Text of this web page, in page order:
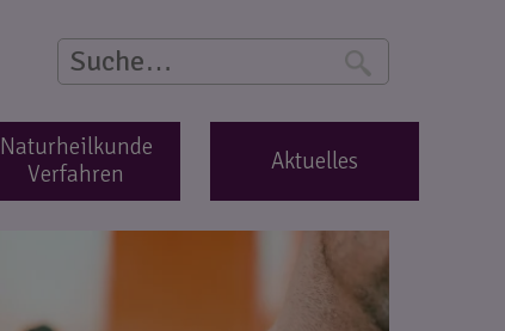
Suche
Naturheilkunde
Verfahren
Aktuelles